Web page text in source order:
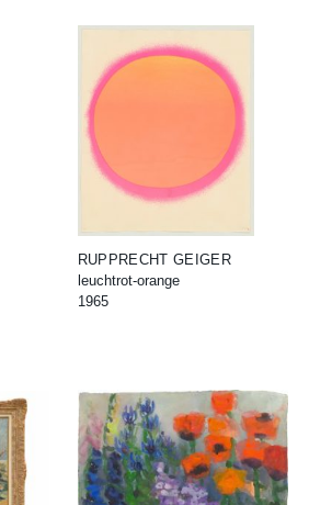
RUPPRECHT GEIGER
leuchtrot-orange
1965